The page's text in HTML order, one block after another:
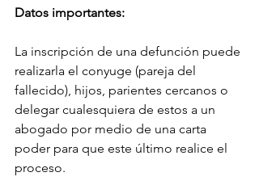
Datos importantes:
La inscripción de una defunción puede
realizarla el conyuge (pareja del
fallecido), hijos, parientes cercanos o
delegar cualesquiera de estos a un
abogado por medio de una carta
poder para que este último realice el
proceso.